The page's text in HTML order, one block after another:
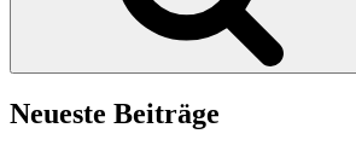
Neueste Beiträge